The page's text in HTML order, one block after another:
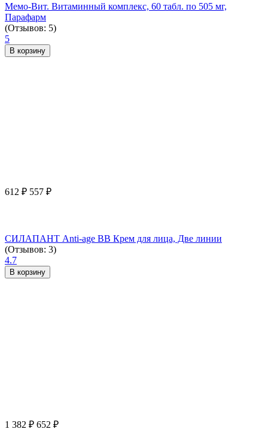
Мемо-Вит. Витаминный комплекс, 60 табл. по 505 мг,
Парафарм
(Отзывов: 5)
5
В корзину
612 ₽ 557 ₽
СИЛАПАНТ Anti-age ВВ Крем для лица, Две линии
(Отзывов: 3)
4.7
В корзину
1 382 ₽ 652 ₽